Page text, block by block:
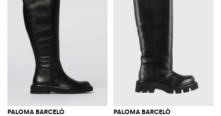
PALOMA BARCELÒ PALOMA BARCELÒ